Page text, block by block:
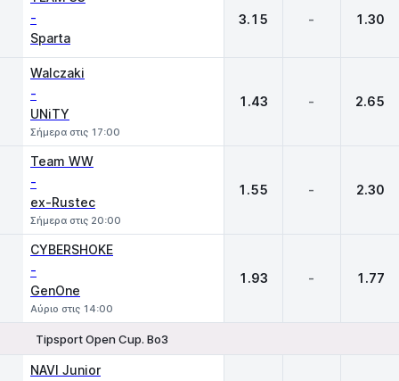
-
Sparta
3.15 - 1.30
Walczaki
-
UNiTY
Σήμερα στις 17:00
1.43 - 2.65
Team WW
-
ex-Rustec
Σήμερα στις 20:00
1.55 - 2.30
CYBERSHOKE
-
GenOne
Αύριο στις 14:00
1.93 - 1.77
Tipsport Open Cup. Bo3
NAVI Junior